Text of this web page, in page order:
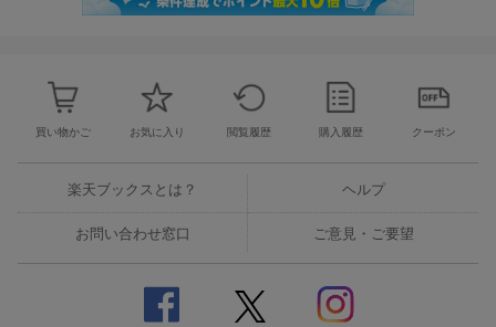
買い物かご お気に入り 閲覧履歴 購入履歴 クーポン
楽天ブックスとは？ ヘルプ
お問い合わせ窓口 ご意見・ご要望